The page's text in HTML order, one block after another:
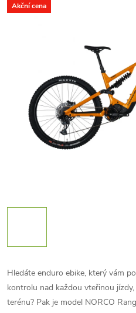
Akční cena
Hledáte enduro ebike, který vám
kontrolu nad každou vteřinou
terénu? Pak je model NORCO